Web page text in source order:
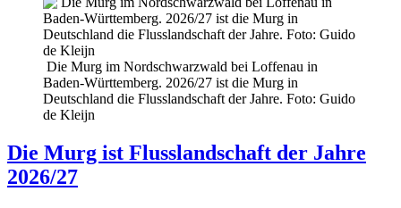
Die Murg im Nordschwarzwald bei Loffenau in
Baden-Württemberg. 2026/27 ist die Murg in
Deutschland die Flusslandschaft der Jahre. Foto: Guido
de Kleijn
Die Murg ist Flusslandschaft der Jahre
2026/27